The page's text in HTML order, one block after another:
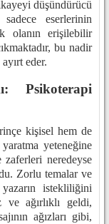
düşündürücü
eserlerinin
olanın erişilebilir
bu nadir
eder.
Psikoterapi
kişisel hem de
yeteneğine
neredeyse
Zorlu temalar ve
istekliliğini
ağırlıklı geldi,
ağızları gibi,